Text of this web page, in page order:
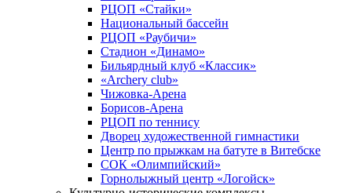
РЦОП «Стайки»
Национальный бассейн
РЦОП «Раубичи»
Стадион «Динамо»
Бильярдный клуб «Классик»
«Archery club»
Чижовка-Арена
Борисов-Арена
РЦОП по теннису
Дворец художественной гимнастики
Центр по прыжкам на батуте в Витебске
СОК «Олимпийский»
Горнолыжный центр «Логойск»